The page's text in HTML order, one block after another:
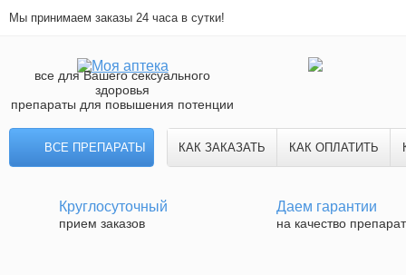
Мы принимаем заказы 24 часа в сутки!
все для Вашего сексуального
здоровья
препараты для повышения потенции
ВСЕ ПРЕПАРАТЫ КАК ЗАКАЗАТЬ КАК ОПЛАТИТЬ
Круглосуточный
прием заказов
Даем гарантии
на качество